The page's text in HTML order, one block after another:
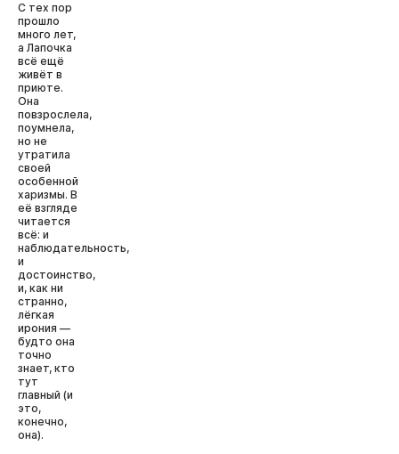
С тех пор
прошло
много лет,
а Лапочка
всё ещё
живёт в
приюте.
Она
повзрослела,
поумнела,
но не
утратила
своей
особенной
харизмы. В
её взгляде
читается
всё: и
наблюдательность,
и
достоинство,
и, как ни
странно,
лёгкая
ирония —
будто она
точно
знает, кто
тут
главный (и
это,
конечно,
она).